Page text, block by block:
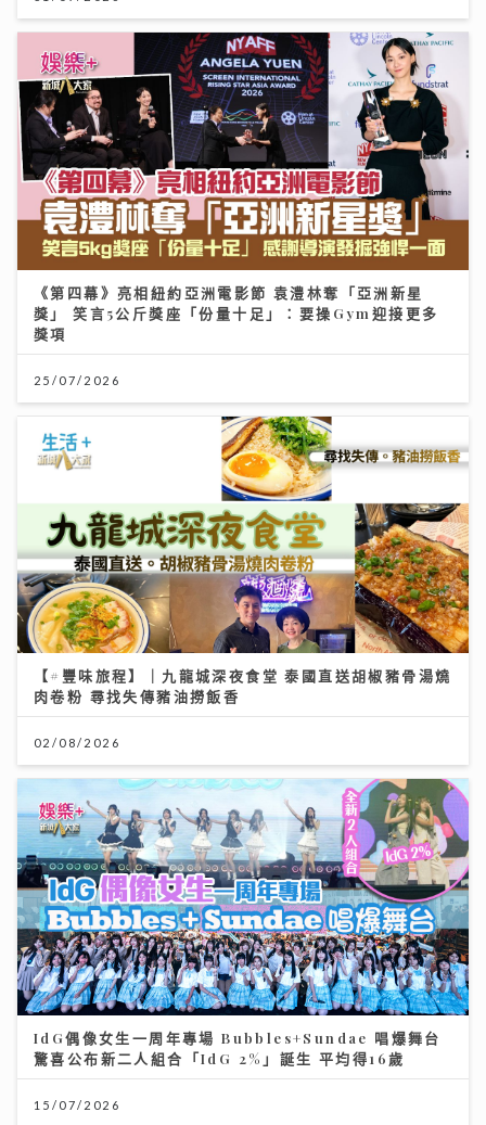
《第四幕》亮相紐約亞洲電影節 袁澧林奪「亞洲新星
獎」 笑言5公斤獎座「份量十足」：要操Gym迎接更多
獎項
25/07/2026
【#豐味旅程】｜九龍城深夜食堂 泰國直送胡椒豬骨湯燒
肉卷粉 尋找失傳豬油撈飯香
02/08/2026
IdG偶像女生一周年專場 Bubbles+Sundae 唱爆舞台
驚喜公布新二人組合「IdG 2%」誕生 平均得16歲
15/07/2026